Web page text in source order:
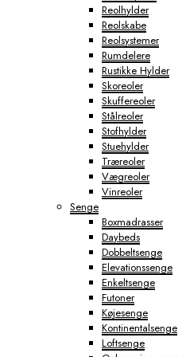
Reolhylder
Reolskabe
Reolsystemer
Rumdelere
Rustikke Hylder
Skoreoler
Skuffereoler
Stålreoler
Stofhylder
Stuehylder
Træreoler
Vægreoler
Vinreoler
Senge
Boxmadrasser
Daybeds
Dobbeltsenge
Elevationssenge
Enkeltsenge
Futoner
Køjesenge
Kontinentalsenge
Loftsenge